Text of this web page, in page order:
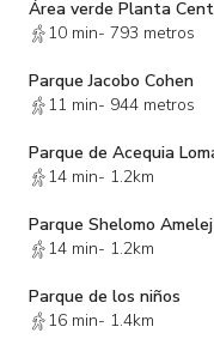
10 min- 793 metros
Parque Jacobo Cohen
11 min- 944 metros
14 min- 1.2km
Parque Shelomo Amelej
14 min- 1.2km
Parque de los niños
16 min- 1.4km